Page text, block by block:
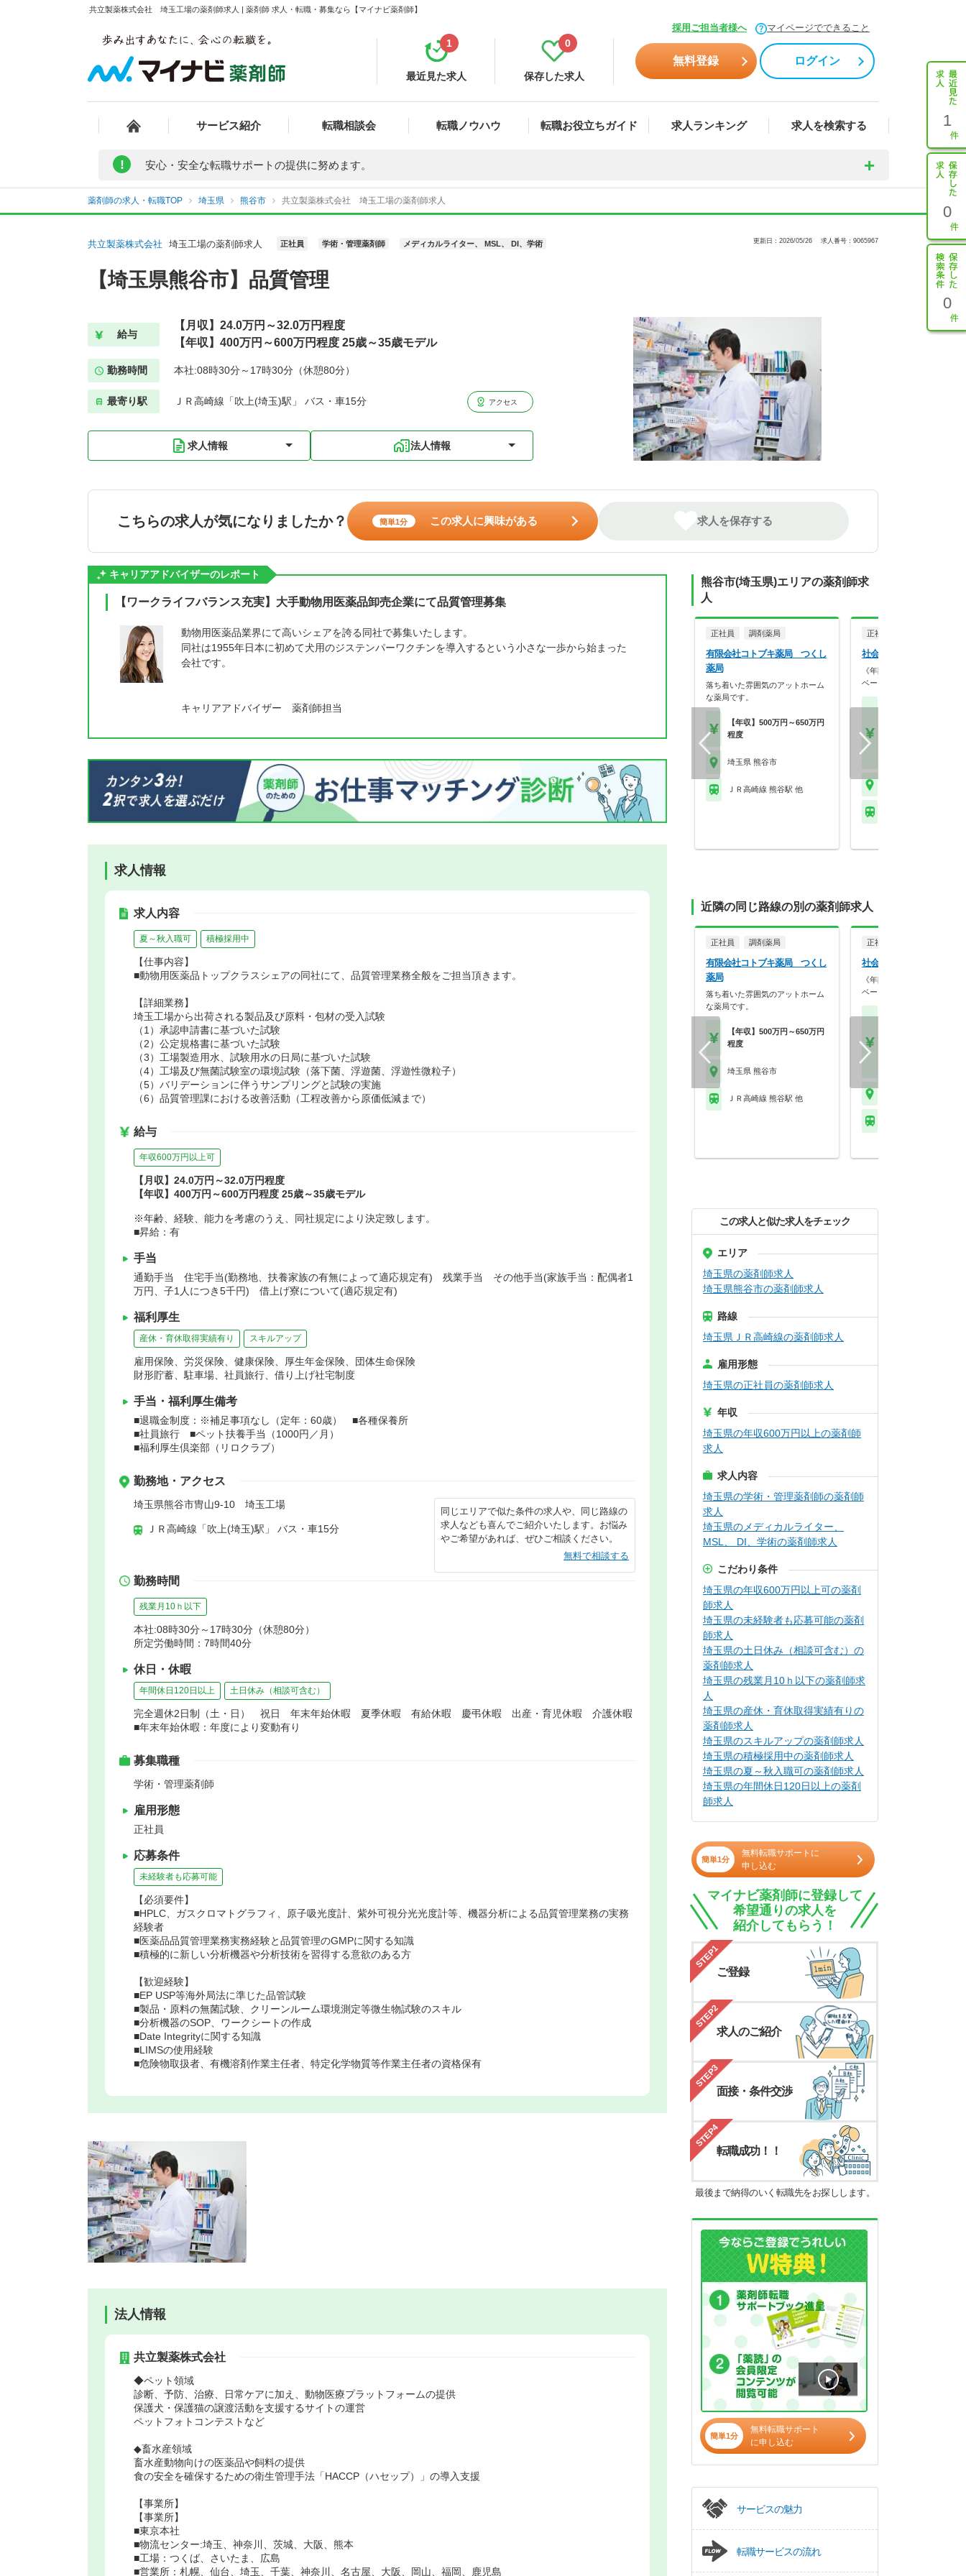
共立製薬株式会社 埼玉工場の薬剤師求人 | 薬剤師 求人・転職・募集なら【マイナビ薬剤師】
採用ご担当者様へ マイページでできること
最近見た求人
1
保存した求人
0
無料登録 ログイン
サービス紹介 転職相談会 転職ノウハウ 転職お役立ちガイド 求人ランキング 求人を検索する 1
0
0
! 安心・安全な転職サポートの提供に努めます。
薬剤師の求人・転職TOP 埼玉県 熊谷市 共立製薬株式会社 埼玉工場の薬剤師求人
共立製薬株式会社 埼玉工場の薬剤師求人 正社員 学術・管理薬剤師 メディカルライター、 MSL、 DI、学術 更新日：2026/05/26 求人番号：9065967
【埼玉県熊谷市】品質管理
給与
【月収】24.0万円～32.0万円程度
【年収】400万円～600万円程度 25歳～35歳モデル
勤務時間 本社:08時30分～17時30分（休憩80分）
最寄り駅 ＪＲ高崎線「吹上(埼玉)駅」 バス・車15分 アクセス
求人情報 法人情報
こちらの求人が気になりましたか？ 簡単1分 この求人に興味がある 求人を保存する
キャリアアドバイザーのレポート
【ワークライフバランス充実】大手動物用医薬品卸売企業にて品質管理募集
動物用医薬品業界にて高いシェアを誇る同社で募集いたします。
同社は1955年日本に初めて犬用のジステンパーワクチンを導入するという小さな一歩から始まった
会社です。
キャリアアドバイザー 薬剤師担当
求人情報
求人内容
夏～秋入職可 積極採用中
【仕事内容】
■動物用医薬品トップクラスシェアの同社にて、品質管理業務全般をご担当頂きます。
【詳細業務】
埼玉工場から出荷される製品及び原料・包材の受入試験
（1）承認申請書に基づいた試験
（2）公定規格書に基づいた試験
（3）工場製造用水、試験用水の日局に基づいた試験
（4）工場及び無菌試験室の環境試験（落下菌、浮遊菌、浮遊性微粒子）
（5）バリデーションに伴うサンプリングと試験の実施
（6）品質管理課における改善活動（工程改善から原価低減まで）
給与
年収600万円以上可
【月収】24.0万円～32.0万円程度
【年収】400万円～600万円程度 25歳～35歳モデル
※年齢、経験、能力を考慮のうえ、同社規定により決定致します。
■昇給：有
手当
通勤手当 住宅手当(勤務地、扶養家族の有無によって適応規定有) 残業手当 その他手当(家族手当：配偶者1
万円、子1人につき5千円) 借上げ寮について(適応規定有)
福利厚生
産休・育休取得実績有り スキルアップ
雇用保険、労災保険、健康保険、厚生年金保険、団体生命保険
財形貯蓄、駐車場、社員旅行、借り上げ社宅制度
手当・福利厚生備考
■退職金制度：※補足事項なし（定年：60歳） ■各種保養所
■社員旅行 ■ペット扶養手当（1000円／月）
■福利厚生倶楽部（リロクラブ）
勤務地・アクセス
埼玉県熊谷市冑山9-10 埼玉工場
ＪＲ高崎線「吹上(埼玉)駅」 バス・車15分
同じエリアで似た条件の求人や、同じ路線の
求人なども喜んでご紹介いたします。お悩み
やご希望があれば、ぜひご相談ください。
無料で相談する
勤務時間
残業月10ｈ以下
本社:08時30分～17時30分（休憩80分）
所定労働時間：7時間40分
休日・休暇
年間休日120日以上 土日休み（相談可含む）
完全週休2日制（土・日） 祝日 年末年始休暇 夏季休暇 有給休暇 慶弔休暇 出産・育児休暇 介護休暇
■年末年始休暇：年度により変動有り
募集職種
学術・管理薬剤師
雇用形態
正社員
応募条件
未経験者も応募可能
【必須要件】
■HPLC、ガスクロマトグラフィ、原子吸光度計、紫外可視分光光度計等、機器分析による品質管理業務の実務
経験者
■医薬品品質管理業務実務経験と品質管理のGMPに関する知識
■積極的に新しい分析機器や分析技術を習得する意欲のある方
【歓迎経験】
■EP USP等海外局法に準じた品管試験
■製品・原料の無菌試験、クリーンルーム環境測定等微生物試験のスキル
■分析機器のSOP、ワークシートの作成
■Date Integrityに関する知識
■LIMSの使用経験
■危険物取扱者、有機溶剤作業主任者、特定化学物質等作業主任者の資格保有
法人情報
共立製薬株式会社
◆ペット領域
診断、予防、治療、日常ケアに加え、動物医療プラットフォームの提供
保護犬・保護猫の譲渡活動を支援するサイトの運営
ペットフォトコンテストなど
◆畜水産領域
畜水産動物向けの医薬品や飼料の提供
食の安全を確保するための衛生管理手法「HACCP（ハセップ）」の導入支援
【事業所】
【事業所】
■東京本社
■物流センター:埼玉、神奈川、茨城、大阪、熊本
■工場：つくば、さいたま、広島
■営業所：札幌、仙台、埼玉、千葉、神奈川、名古屋、大阪、岡山、福岡、鹿児島
熊谷市(埼玉県)エリアの薬剤師求
人
正社員 調剤薬局
有限会社コトブキ薬局 つくし
薬局
落ち着いた雰囲気のアットホーム
な薬局です。
【年収】500万円～650万円
程度
埼玉県 熊谷市
ＪＲ高崎線 熊谷駅 他
正社員
社会医療法人熊谷総合病院
《年間休日120日以上！》プ
ベートを大事にした…
近隣の同じ路線の別の薬剤師求人
正社員 調剤薬局
有限会社コトブキ薬局 つくし
薬局
落ち着いた雰囲気のアットホーム
な薬局です。
【年収】500万円～650万円
程度
埼玉県 熊谷市
ＪＲ高崎線 熊谷駅 他
正社員
社会医療法人熊谷総合病院
《年間休日120日以上！》プ
ベートを大事にした…
この求人と似た求人をチェック
エリア
埼玉県の薬剤師求人
埼玉県熊谷市の薬剤師求人
路線
埼玉県ＪＲ高崎線の薬剤師求人
雇用形態
埼玉県の正社員の薬剤師求人
年収
埼玉県の年収600万円以上の薬剤師
求人
求人内容
埼玉県の学術・管理薬剤師の薬剤師
求人
埼玉県のメディカルライター、
MSL、 DI、学術の薬剤師求人
こだわり条件
埼玉県の年収600万円以上可の薬剤
師求人
埼玉県の未経験者も応募可能の薬剤
師求人
埼玉県の土日休み（相談可含む）の
薬剤師求人
埼玉県の残業月10ｈ以下の薬剤師求
人
埼玉県の産休・育休取得実績有りの
薬剤師求人
埼玉県のスキルアップの薬剤師求人
埼玉県の積極採用中の薬剤師求人
埼玉県の夏～秋入職可の薬剤師求人
埼玉県の年間休日120日以上の薬剤
師求人
簡単1分
無料転職サポートに
申し込む
マイナビ薬剤師に登録して
希望通りの求人を
紹介してもらう！
STEP1
ご登録
STEP2
求人のご紹介
STEP3
面接・条件交渉
STEP4
転職成功！！
最後まで納得のいく転職先をお探しします。
簡単1分
無料転職サポート
に申し込む
サービスの魅力
転職サービスの流れ